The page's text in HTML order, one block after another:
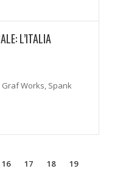
L’ITALIA
Works, Spank
16 17 18 19